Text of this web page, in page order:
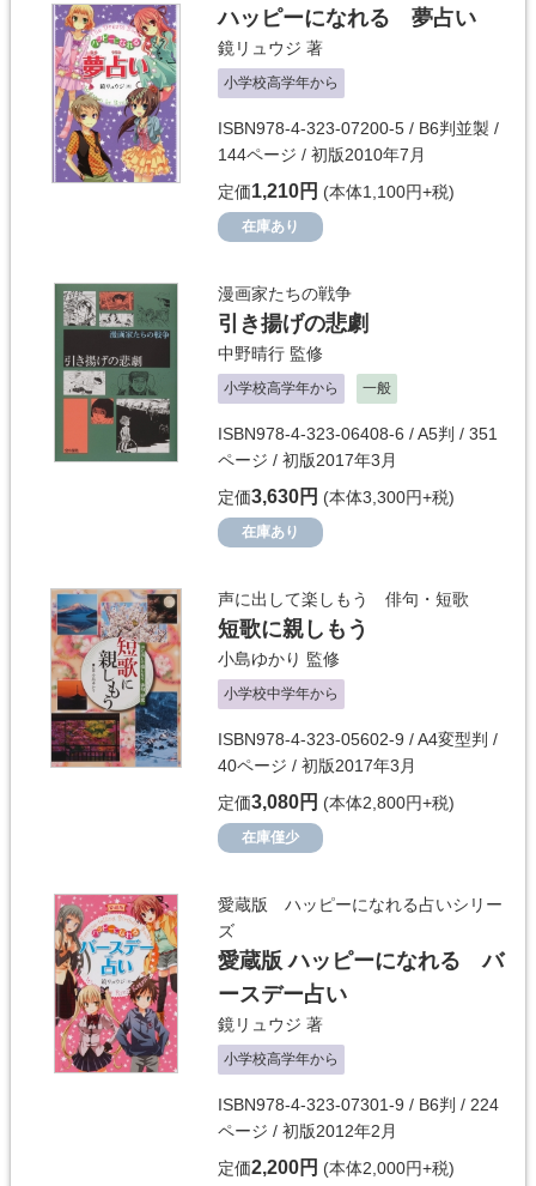
ハッピーになれる 夢占い
鏡リュウジ 著
小学校高学年から
ISBN978-4-323-07200-5 / B6判並製 /
144ページ / 初版2010年7月
定価1,210円 (本体1,100円+税)
在庫あり
漫画家たちの戦争
引き揚げの悲劇
中野晴行 監修
小学校高学年から 一般
ISBN978-4-323-06408-6 / A5判 / 351
ページ / 初版2017年3月
定価3,630円 (本体3,300円+税)
在庫あり
声に出して楽しもう 俳句・短歌
短歌に親しもう
小島ゆかり 監修
小学校中学年から
ISBN978-4-323-05602-9 / A4変型判 /
40ページ / 初版2017年3月
定価3,080円 (本体2,800円+税)
在庫僅少
愛蔵版 ハッピーになれる占いシリー
ズ
愛蔵版 ハッピーになれる バ
ースデー占い
鏡リュウジ 著
小学校高学年から
ISBN978-4-323-07301-9 / B6判 / 224
ページ / 初版2012年2月
定価2,200円 (本体2,000円+税)